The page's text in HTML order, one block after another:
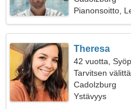
Pianonsoitto,
Theresa
42 vuotta,
Tarvitsen
Cadolzburg
Ystävyys